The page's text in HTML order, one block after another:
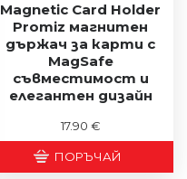
Magnetic Card Holder
Promiz магнитен
държач за карти с
MagSafe
съвместимост и
елегантен дизайн
17.90 €
ПОРЪЧАЙ